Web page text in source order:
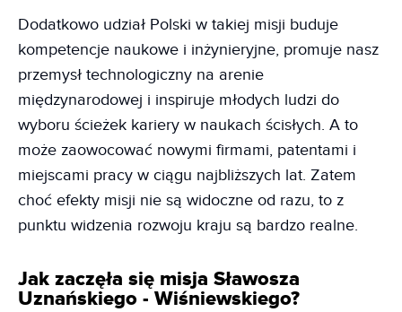
Dodatkowo udział Polski w takiej misji buduje
kompetencje naukowe i inżynieryjne, promuje nasz
przemysł technologiczny na arenie
międzynarodowej i inspiruje młodych ludzi do
wyboru ścieżek kariery w naukach ścisłych. A to
może zaowocować nowymi firmami, patentami i
miejscami pracy w ciągu najbliższych lat. Zatem
choć efekty misji nie są widoczne od razu, to z
punktu widzenia rozwoju kraju są bardzo realne.
Jak zaczęła się misja Sławosza
Uznańskiego - Wiśniewskiego?